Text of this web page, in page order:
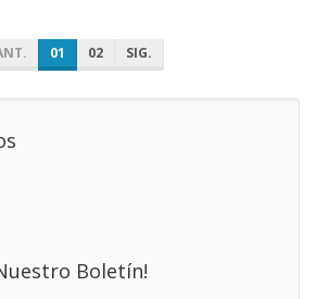
01 02 SIG.
Boletín!